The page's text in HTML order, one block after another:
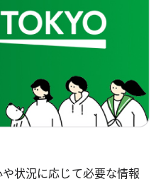
状況に応じて必要な情報